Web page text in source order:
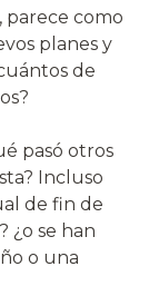
parece como
planes y
de
pasó otros
Incluso
de fin de
¿o se han
o una